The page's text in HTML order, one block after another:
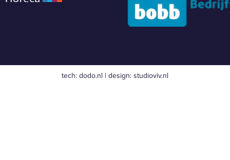
tech:dodo.nl | design:studioviv.nl